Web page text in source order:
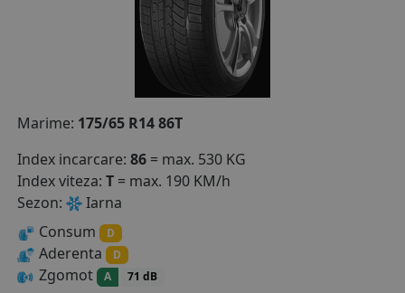
BLOG
B2B - COLABORARE COMPANII
CONTACT
COS (0 PRODUSE
Marime: 175/65 R14 86T
Index incarcare: 86 = max. 530 KG
Index viteza: T = max. 190 KM/h
Sezon:
Iarna
Consum
D
Aderenta D
Zgomot A 71 dB